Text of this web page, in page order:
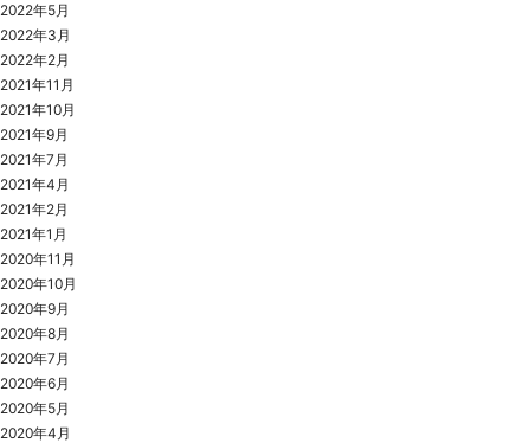
2022年5月
2022年3月
2022年2月
2021年11月
2021年10月
2021年9月
2021年7月
2021年4月
2021年2月
2021年1月
2020年11月
2020年10月
2020年9月
2020年8月
2020年7月
2020年6月
2020年5月
2020年4月